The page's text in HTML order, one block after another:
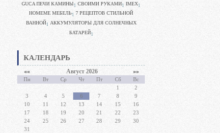
GUCA ПЕЧИ КАМИНЫ1 CВОИМИ РУКАМИ1 IMEX1
HOMEME МЕБЕЛЬ1 7 РЕЦЕПТОВ СТИЛЬНОЙ
ВАННОЙ1 АККУМУЛЯТОРЫ ДЛЯ СОЛНЕЧНЫХ
БАТАРЕЙ1
КАЛЕНДАРЬ
«« Август 2026 »»
Пн Вт Ср Чт Пт Сб
Вс
1
2
3
4 5 6 7 8
9
10
11 12 13 14 15
16
17
18 19 20 21 22
23
24
25 26 27 28 29
30
31